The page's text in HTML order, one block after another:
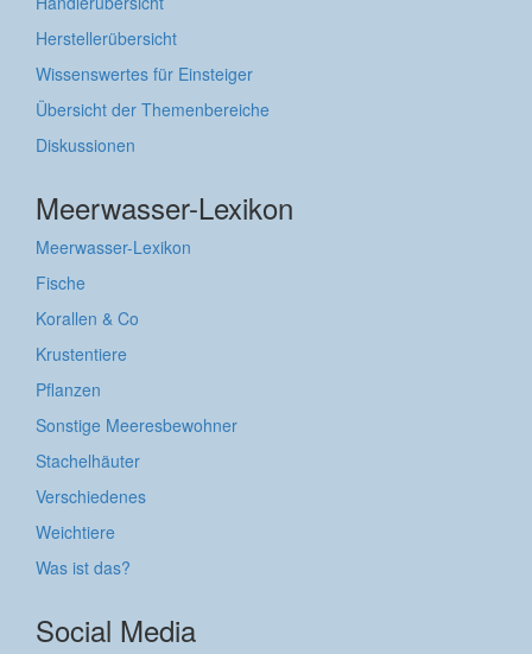
Herstellerübersicht
Wissenswertes für Einsteiger
Übersicht der Themenbereiche
Diskussionen
Meerwasser-Lexikon
Meerwasser-Lexikon
Fische
Korallen & Co
Krustentiere
Pflanzen
Sonstige Meeresbewohner
Stachelhäuter
Verschiedenes
Weichtiere
Was ist das?
Social Media